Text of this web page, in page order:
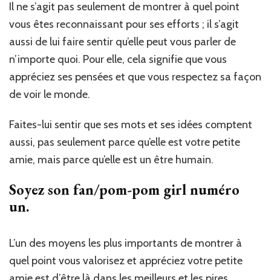
Il ne s’agit pas seulement de montrer à quel point
vous êtes reconnaissant pour ses efforts ; il s’agit
aussi de lui faire sentir qu’elle peut vous parler de
n’importe quoi. Pour elle, cela signifie que vous
appréciez ses pensées et que vous respectez sa façon
de voir le monde.
Faites-lui sentir que ses mots et ses idées comptent
aussi, pas seulement parce qu’elle est votre petite
amie, mais parce qu’elle est un être humain.
Soyez son fan/pom-pom girl numéro
un.
L’un des moyens les plus importants de montrer à
quel point vous valorisez et appréciez votre petite